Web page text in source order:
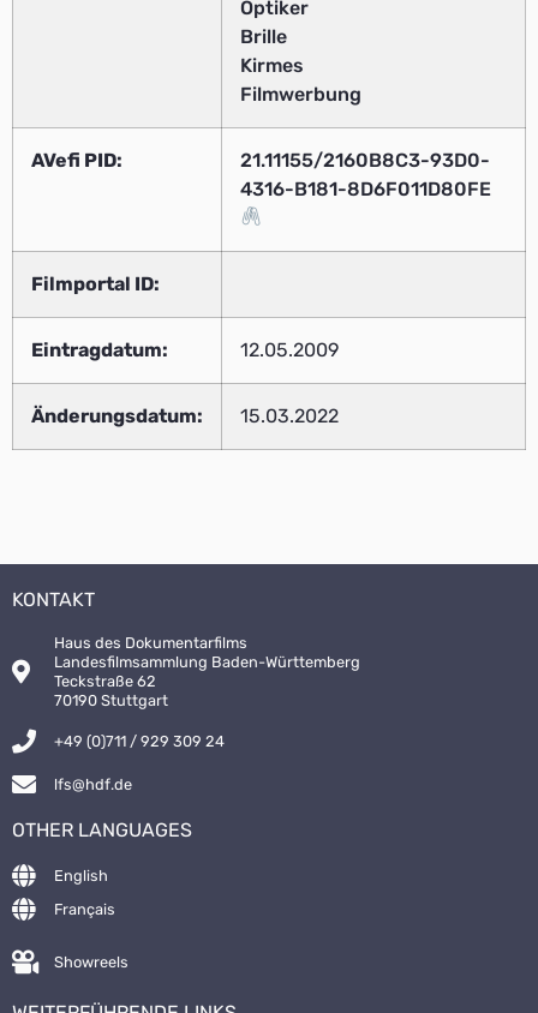
Optiker
Brille
Kirmes
Filmwerbung
AVefi PID:
21.11155/2160B8C3-93D0-
4316-B181-8D6F011D80FE
Filmportal ID:
Eintragdatum: 12.05.2009
Änderungsdatum: 15.03.2022
KONTAKT
Haus des Dokumentarfilms
Landesfilmsammlung Baden-Württemberg
Teckstraße 62
70190 Stuttgart
+49 (0)711 / 929 309 24
lfs@hdf.de
OTHER LANGUAGES
English
Français
Showreels